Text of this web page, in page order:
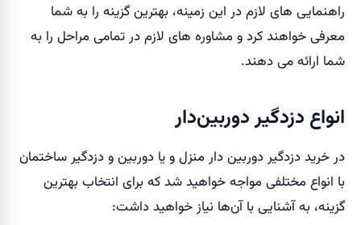
راهنمایی های لازم در این زمینه، بهترین گزینه را به شما
معرفی خواهند کرد و مشاوره های لازم در تمامی مراحل را به
شما ارائه می دهند.
انواع دزدگیر دوربین‌دار
در خرید دزدگیر دوربین دار منزل و یا دوربین و دزدگیر ساختمان
با انواع مختلفی مواجه خواهید شد که برای انتخاب بهترین
گزینه، به آشنایی با آن‌ها نیاز خواهید داشت: